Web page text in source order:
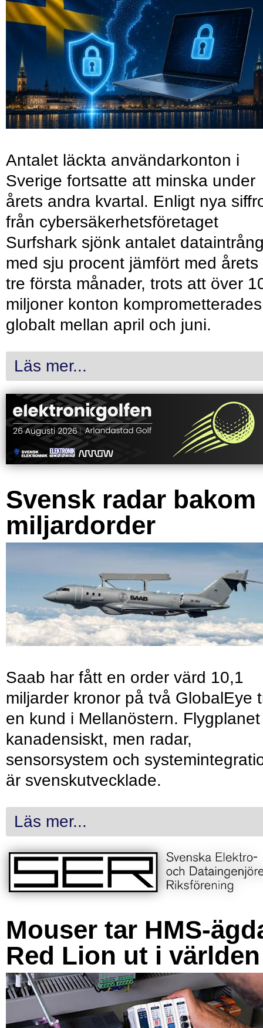
Antalet läckta användarkonton i
Sverige fortsatte att minska under
årets andra kvartal. Enligt nya
från cybersäkerhetsföretaget
Surfshark sjönk antalet
med sju procent jämfört med årets
tre första månader, trots att över
miljoner konton komprometterades
globalt mellan april och juni.
Läs mer...
Svensk radar bakom
miljardorder
Saab har fått en order värd 10,1
miljarder kronor på två GlobalEye
en kund i Mellanöstern.
kanadensiskt, men radar,
sensorsystem och
är svenskutvecklade.
Läs mer...
Mouser tar HMS-
Red Lion ut i världen